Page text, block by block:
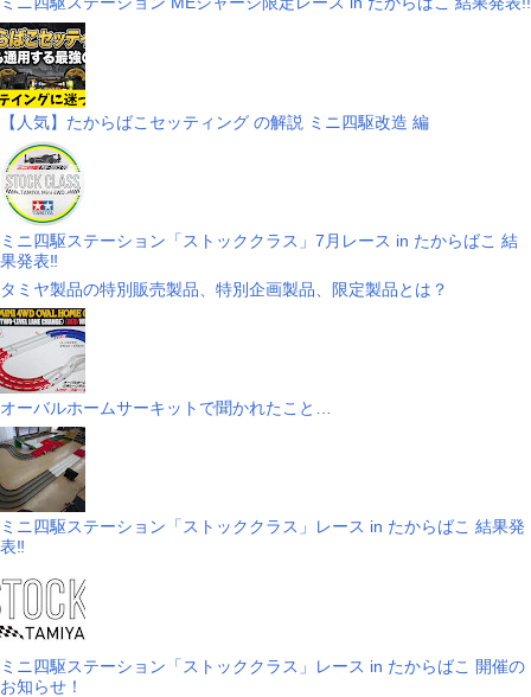
【人気】たからばこセッティング の解説 ミニ四駆改造 編
ミニ四駆ステーション「ストッククラス」7月レース in たからばこ 結
果発表‼
タミヤ製品の特別販売製品、特別企画製品、限定製品とは？
オーバルホームサーキットで聞かれたこと…
ミニ四駆ステーション「ストッククラス」レース in たからばこ 結果発
表‼
ミニ四駆ステーション「ストッククラス」レース in たからばこ 開催の
お知らせ！